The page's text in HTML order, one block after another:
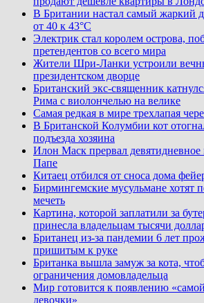
В Британии настал самый жаркий
от 40 к 43°C
Электрик стал королем острова,
претендентов со всего мира
Жители Шри-Ланки устроили
президентском дворце
Британский экс-священник
Рима с виолончелью на велике
Самая редкая в мире трехлапая
В Британской Колумбии кот
подъезда хозяина
Илон Маск прервал
Папе
Китаец отбился от сноса дома
Бирмингемские мусульмане хотят
мечеть
Картина, которой заплатили за
принесла владельцам тысячи
Британец из-за пандемии 6 лет
пришитым к руке
Британка вышла замуж за кота,
ограничения домовладельца
Мир готовится к появлению
девочки»